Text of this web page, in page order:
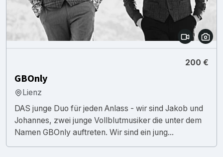
200 €
GBOnly
Lienz
DAS junge Duo für jeden Anlass - wir sind Jakob und
Johannes, zwei junge Vollblutmusiker die unter dem
Namen GBOnly auftreten. Wir sind ein jung...